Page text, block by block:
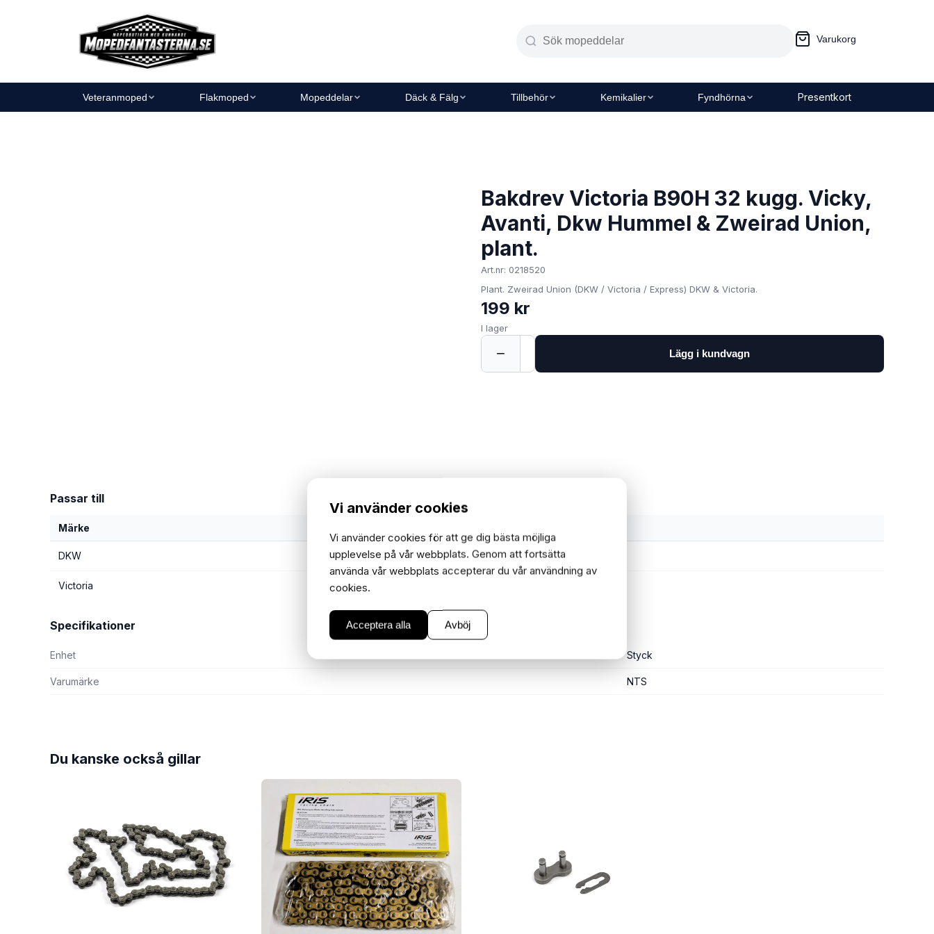
Varukorg
Veteranmoped Flakmoped Mopeddelar Däck & Fälg Tillbehör Kemikalier Fyndhörna Presentkort
Bakdrev Victoria B90H 32 kugg. Vicky,
Avanti, Dkw Hummel & Zweirad Union,
plant.
Art.nr: 0218520
Plant. Zweirad Union (DKW / Victoria / Express) DKW & Victoria.
199 kr
I lager
− Lägg i kundvagn
Passar till
Märke
DKW Alla modeller
Victoria
Specifikationer
Enhet Styck
Varumärke NTS
Du kanske också gillar
Vi använder cookies
Vi använder cookies för att ge dig bästa möjliga
upplevelse på vår webbplats. Genom att fortsätta
använda vår webbplats accepterar du vår användning av
cookies.
Acceptera alla Avböj